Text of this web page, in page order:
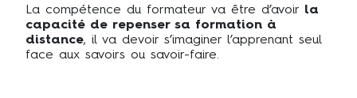
La compétence du formateur va être d’avoir la
capacité de repenser sa formation à
distance, il va devoir s’imaginer l’apprenant seul
face aux savoirs ou savoir-faire.